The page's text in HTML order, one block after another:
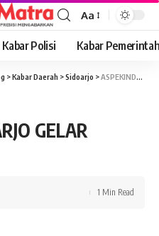
Font
Resizer
Aa
Kabar Polisi Kabar
>Kabar Daerah >Sidoarjo >ASPEKINDO SIDOARJO GELAR PERTEMUAN
GELAR
1 Min Read